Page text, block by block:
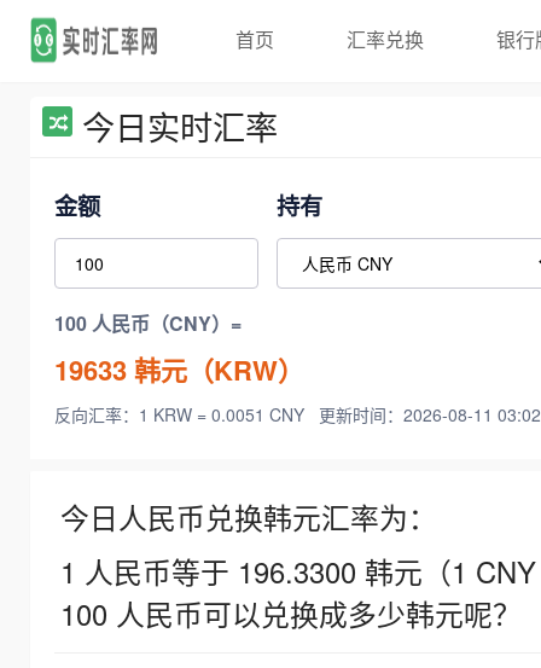
首页 汇率兑换 银行
今日实时汇率
金额 持有
100 人民币（CNY）=
19633韩元（KRW）
反向汇率：1 KRW = 0.0051 CNY 更新时间：2026-08-11
今日人民币兑换韩元汇率为：
1 人民币等于 196.3300 韩元（1
100 人民币可以兑换成多少韩元呢？